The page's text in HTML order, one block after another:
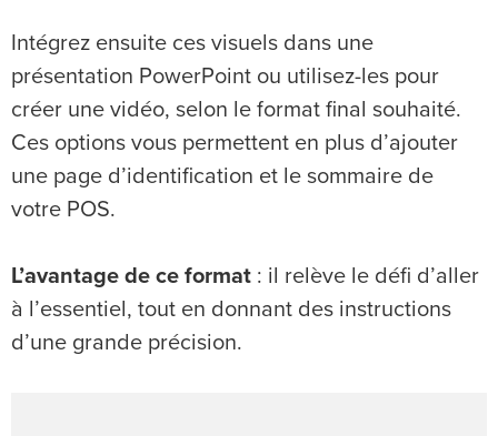
Intégrez ensuite ces visuels dans une
présentation PowerPoint ou utilisez-les pour
créer une vidéo, selon le format final souhaité.
Ces options vous permettent en plus d’ajouter
une page d’identification et le sommaire de
votre POS.
L’avantage de ce format : il relève le défi d’aller
à l’essentiel, tout en donnant des instructions
d’une grande précision.